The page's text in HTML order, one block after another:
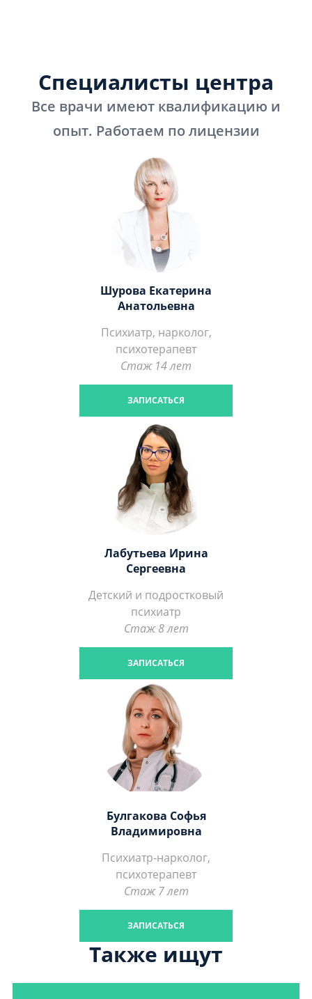
Специалисты центра
Все врачи имеют квалификацию и
опыт. Работаем по лицензии
Шурова Екатерина
Анатольевна
Психиатр, нарколог,
психотерапевт
Стаж 14 лет
ЗАПИСАТЬСЯ
Лабутьева Ирина
Сергеевна
Детский и подростковый
психиатр
Стаж 8 лет
ЗАПИСАТЬСЯ
Булгакова Софья
Владимировна
Психиатр-нарколог,
психотерапевт
Стаж 7 лет
ЗАПИСАТЬСЯ
Также ищут